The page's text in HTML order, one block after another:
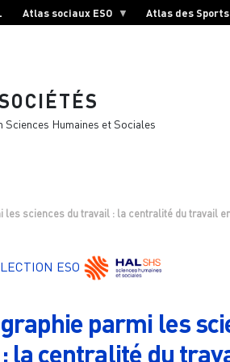
Atlas sociaux ESO Atlas des Sports
Humaines et Sociales
les sciences du travail : la centralité du travail
ESO
parmi les
la centralité du